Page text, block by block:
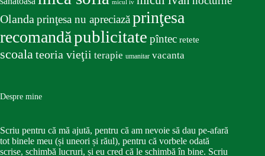
micul iv
Olandaprinţesa nu apreciazăprinţesa
recomandăpublicitate pîntec retete
scoalateoria vieţii terapie umanitar vacanta
Despre mine
Scriu pentru că mă ajută, pentru că am nevoie să dau pe-afară
tot binele meu (și uneori și răul), pentru că vorbele odată
scrise, schimbă lucruri, și eu cred că le schimbă în bine. Scriu